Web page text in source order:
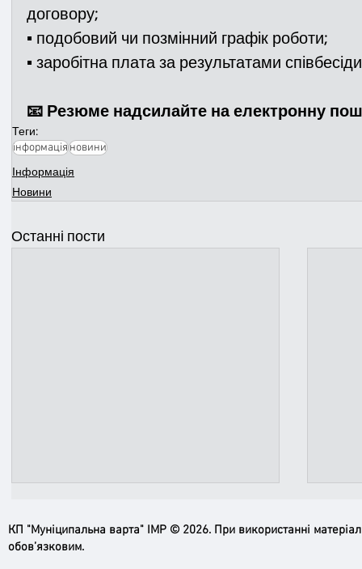
договору;
▪️ подобовий чи позмінний графік роботи;
▪️ заробітна плата за результатами
📧 Резюме надсилайте на електронну
Теги:
інформаціяновини
Інформація
Новини
Останні пости
КП "Муніципальна варта" ІМР © 2026. При використанні
обов’язковим.